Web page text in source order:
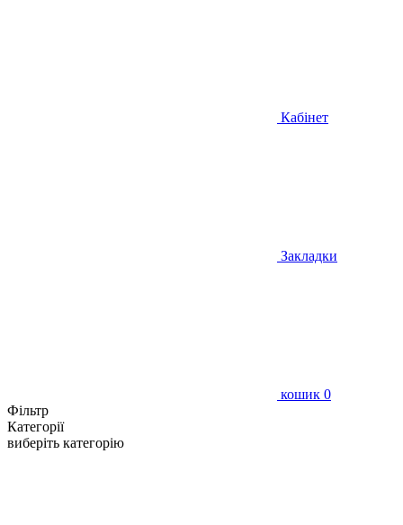
Кабінет
Закладки
кошик 0
Фільтр
Категорії
виберіть категорію